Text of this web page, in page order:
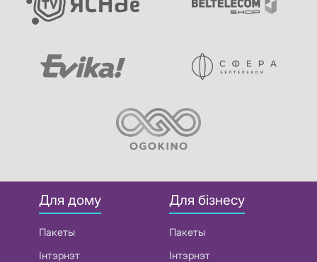
Для дому
Пакеты
Інтэрнэт
Для бізнесу
Пакеты
Інтэрнэт